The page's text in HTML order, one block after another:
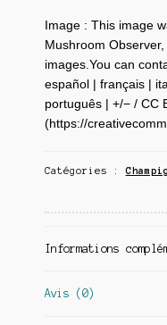
Image : This image
Mushroom
images.You can
español | français |
português | +/− / CC
(https://
Catégories :
Informations
Avis (0)